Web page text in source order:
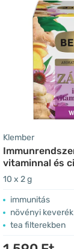
Klember
vitaminnal és
10 x 2 g
immunitás
növényi keverék
tea filterekben